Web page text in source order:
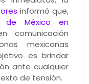
informó que,
de México en
comunicación
mexicanas
es brindar
ante cualquier
de tensión.